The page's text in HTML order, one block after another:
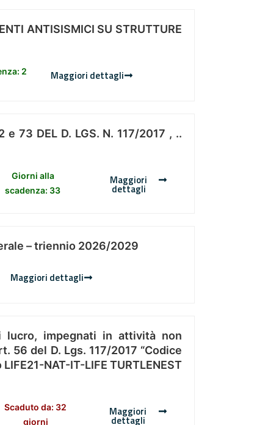
ANTISISMICI SU STRUTTURE
2 Maggiori dettagli
e 73 DEL D. LGS. N. 117/2017 , ..
Giorni alla
scadenza: 33
Maggiori
dettagli
– triennio 2026/2029
Maggiori dettagli
impegnati in attività non
56 del D. Lgs. 117/2017 “Codice
NAT-IT-LIFE TURTLENEST
Scaduto da: 32
giorni
Maggiori
dettagli